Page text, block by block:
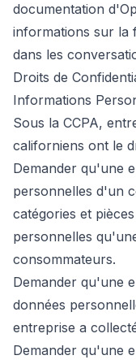
documentation
informations sur la
dans les
Droits de
Informations
Sous la CCPA,
californiens ont le
Demander qu'une
personnelles d'un
catégories et
personnelles
consommateurs.
Demander qu'une
données
entreprise a
Demander qu'une